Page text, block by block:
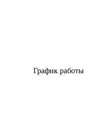
График работы